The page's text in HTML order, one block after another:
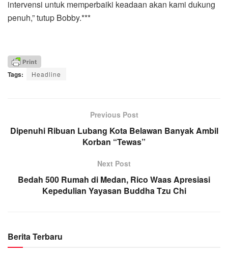
intervensi untuk memperbaiki keadaan akan kami dukung
penuh,” tutup Bobby.***
Tags: Headline
Previous Post
Dipenuhi Ribuan Lubang Kota Belawan Banyak Ambil
Korban “Tewas”
Next Post
Bedah 500 Rumah di Medan, Rico Waas Apresiasi
Kepedulian Yayasan Buddha Tzu Chi
Berita Terbaru